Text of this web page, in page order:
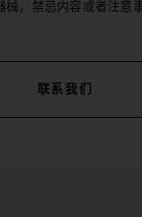
械，禁忌内容或者注意
联系我们